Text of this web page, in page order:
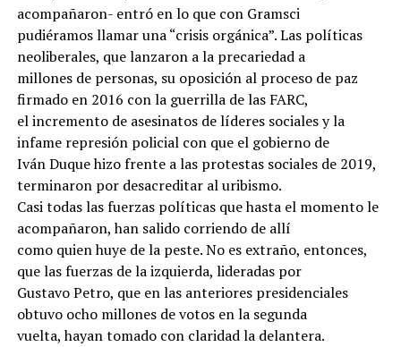
acompañaron- entró en lo que con Gramsci
pudiéramos llamar una “crisis orgánica”. Las políticas
neoliberales, que lanzaron a la precariedad a
millones de personas, su oposición al proceso de paz
firmado en 2016 con la guerrilla de las FARC,
el incremento de asesinatos de líderes sociales y la
infame represión policial con que el gobierno de
Iván Duque hizo frente a las protestas sociales de 2019,
terminaron por desacreditar al uribismo.
Casi todas las fuerzas políticas que hasta el momento le
acompañaron, han salido corriendo de allí
como quien huye de la peste. No es extraño, entonces,
que las fuerzas de la izquierda, lideradas por
Gustavo Petro, que en las anteriores presidenciales
obtuvo ocho millones de votos en la segunda
vuelta, hayan tomado con claridad la delantera.